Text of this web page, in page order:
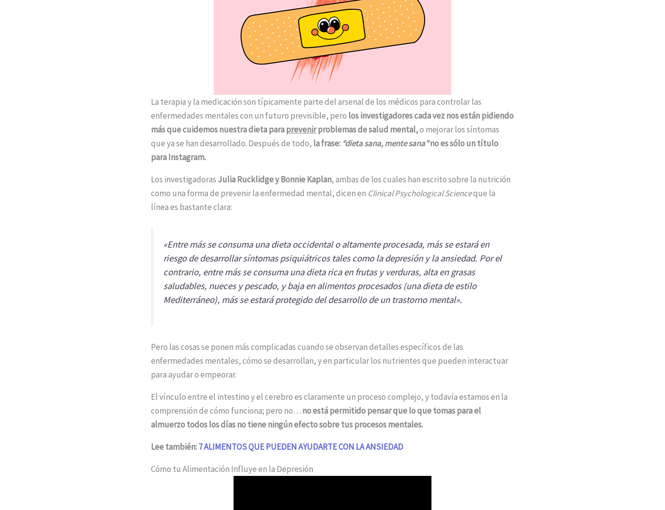
La terapia y la medicación son típicamente parte del arsenal de los médicos para controlar las
enfermedades mentales con un futuro previsible, pero los investigadores cada vez nos están pidiendo
más que cuidemos nuestra dieta paraprevenirproblemas de salud mental,o mejorar los síntomas
que ya se han desarrollado. Después de todo, la frase: “dieta sana, mente sana”no es sólo un título
para Instagram.
Los investigadoras Julia Rucklidge y Bonnie Kaplan, ambas de los cuales han escrito sobre la nutrición
como una forma de prevenir la enfermedad mental, dicen en Clinical Psychological Scienceque la
línea es bastante clara:
«Entre más se consuma una dieta occidental o altamente procesada, más se estará en
riesgo de desarrollar síntomas psiquiátricos tales como la depresión y la ansiedad. Por el
contrario, entre más se consuma una dieta rica en frutas y verduras, alta en grasas
saludables, nueces y pescado, y baja en alimentos procesados (una dieta de estilo
Mediterráneo), más se estará protegido del desarrollo de un trastorno mental».
Pero las cosas se ponen más complicadas cuando se observan detalles específicos de las
enfermedades mentales, cómo se desarrollan, y en particular los nutrientes que pueden interactuar
para ayudar o empeorar.
El vínculo entre el intestino y el cerebro es claramente un proceso complejo, y todavía estamos en la
comprensión de cómo funciona; pero no… no está permitido pensar que lo que tomas para el
almuerzo todos los días no tiene ningún efecto sobre tus procesos mentales.
Lee también:7 ALIMENTOS QUE PUEDEN AYUDARTE CON LA ANSIEDAD
Cómo tu Alimentación Influye en la Depresión